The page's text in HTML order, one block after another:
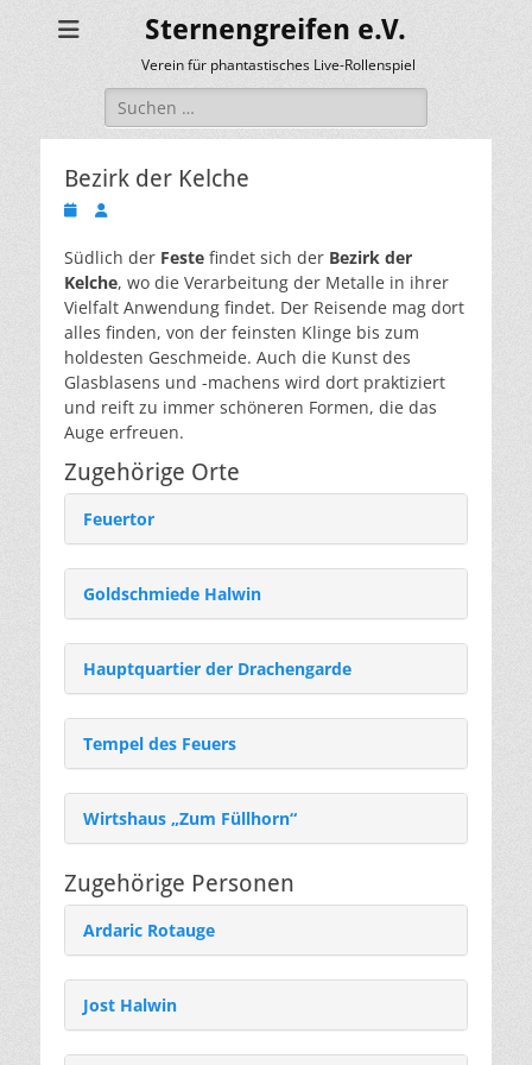
Sternengreifen e.V.
Verein für phantastisches Live-Rollenspiel
Suchen
nach:
Bezirk der Kelche
Veröffentlicht
Autor
Südlich der Feste findet sich der Bezirk der
Kelche, wo die Verarbeitung der Metalle in ihrer
Vielfalt Anwendung findet. Der Reisende mag dort
alles finden, von der feinsten Klinge bis zum
holdesten Geschmeide. Auch die Kunst des
Glasblasens und -machens wird dort praktiziert
und reift zu immer schöneren Formen, die das
Auge erfreuen.
Zugehörige Orte
Feuertor
Goldschmiede Halwin
Hauptquartier der Drachengarde
Tempel des Feuers
Wirtshaus „Zum Füllhorn“
Zugehörige Personen
Ardaric Rotauge
Jost Halwin